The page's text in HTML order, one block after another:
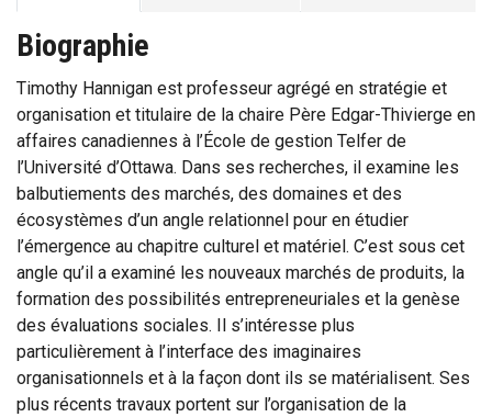
Biographie
Timothy Hannigan est professeur agrégé en stratégie et
organisation et titulaire de la chaire Père Edgar-Thivierge en
affaires canadiennes à l’École de gestion Telfer de
l’Université d’Ottawa. Dans ses recherches, il examine les
balbutiements des marchés, des domaines et des
écosystèmes d’un angle relationnel pour en étudier
l’émergence au chapitre culturel et matériel. C’est sous cet
angle qu’il a examiné les nouveaux marchés de produits, la
formation des possibilités entrepreneuriales et la genèse
des évaluations sociales. Il s’intéresse plus
particulièrement à l’interface des imaginaires
organisationnels et à la façon dont ils se matérialisent. Ses
plus récents travaux portent sur l’organisation de la